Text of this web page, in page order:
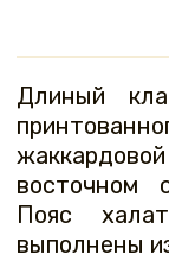
Длиный
восточном
Пояс
выполнены